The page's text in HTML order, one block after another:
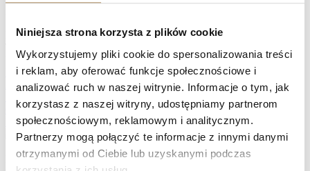
Niniejsza strona korzysta z plików cookie
Wykorzystujemy pliki cookie do spersonalizowania treści
i reklam, aby oferować funkcje społecznościowe i
analizować ruch w naszej witrynie. Informacje o tym, jak
korzystasz z naszej witryny, udostępniamy partnerom
społecznościowym, reklamowym i analitycznym.
Partnerzy mogą połączyć te informacje z innymi danymi
otrzymanymi od Ciebie lub uzyskanymi podczas
Facebook
LinkedIn
Prev16.04.2024r. – wygrana sprawa przeciwko Bank BPH Spółka
Akcyjna– umowa kredytu nieważna w całości
19.04.2024 r. – wygrana sprawa przeciwko Powszechnej Kasie
Oszczędności Bankowi Polskiemu Spółka Akcyjna – umowa
kredytu nieważna w całościNastępny
Naprawdę warto zawalczyć o swoje prawa, zwłaszcza, jeśli spłata
kredytu waloryzowanego do waluty jest dużym obciążeniem, a